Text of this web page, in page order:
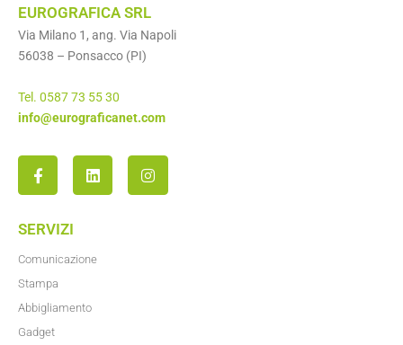
EUROGRAFICA SRL
Via Milano 1, ang. Via Napoli
56038 – Ponsacco (PI)
Tel. 0587 73 55 30
info@eurograficanet.com
SERVIZI
Comunicazione
Stampa
Abbigliamento
Gadget